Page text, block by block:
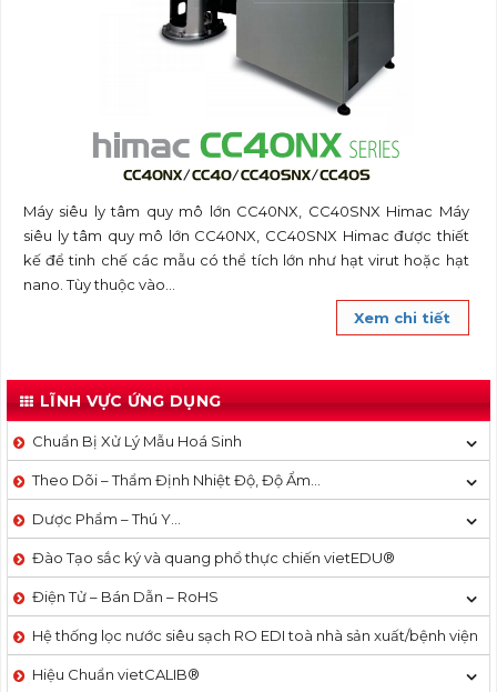
Máy siêu ly tâm quy mô lớn CC40NX, CC40SNX Himac Máy
siêu ly tâm quy mô lớn CC40NX, CC40SNX Himac được thiết
kế để tinh chế các mẫu có thể tích lớn như hạt virut hoặc hạt
nano. Tùy thuộc vào...
Xem chi tiết
LĨNH VỰC ỨNG DỤNG
Chuẩn Bị Xử Lý Mẫu Hoá Sinh
Theo Dõi – Thẩm Định Nhiệt Độ, Độ Ẩm…
Dược Phẩm – Thú Y…
Đào Tạo sắc ký và quang phổ thực chiến vietEDU®
Điện Tử – Bán Dẫn – RoHS
Hệ thống lọc nước siêu sạch RO EDI​​ toà nhà sản xuất/bệnh viện
Hiệu Chuẩn vietCALIB®